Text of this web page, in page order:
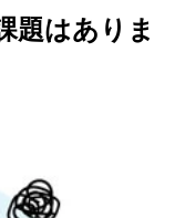
題はありま